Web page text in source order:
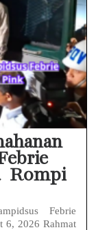
Rompi
Febrie
6, 2026 Rahmat